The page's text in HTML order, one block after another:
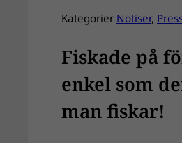
Kategorier Notiser,
Fiskade på
enkel som
man fiskar!